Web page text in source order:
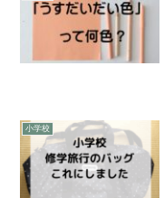
小学校